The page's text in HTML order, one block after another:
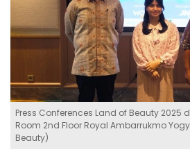
Press Conferences Land of Beauty 2025
Room 2nd Floor Royal Ambarrukmo
Beauty)